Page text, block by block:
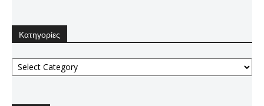
Κατηγορίες
Κατηγορίες